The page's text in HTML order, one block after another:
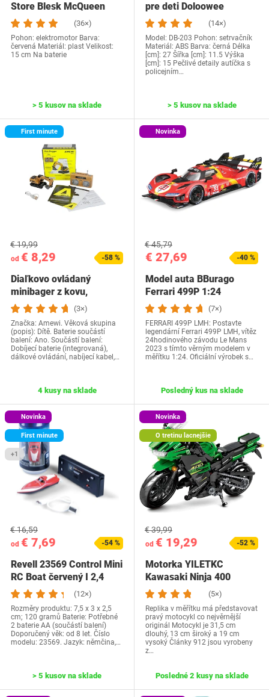
Store Blesk McQueen
(36×)
Pohon: elektromotor Barva:
červená Materiál: plast Velikost:
15 cm Na baterie
> 5 kusov na sklade
pre deti Doloowee
(14×)
Model: ‎DB-203 Pohon: setrvačník
Materiál: ABS Barva: černá Délka
[cm]: 27 Šířka [cm]: 11.5 Výška
[cm]: 15 Pečlivé detaily autíčka s
policejním…
> 5 kusov na sklade
First minute
od € 8,29
€ 19,99
-58 %
Diaľkovo ovládaný
minibager z kovu,
proporcionálny,…
(3×)
Značka: Amewi. Věková skupina
(popis): Dítě. Baterie součástí
balení: Ano. Součástí balení:
Dobíjecí baterie (integrovaná),
dálkové ovládání, nabíjecí kabel,…
4 kusy na sklade
Novinka
€ 27,69
€ 45,79
-40 %
Model auta BBurago
Ferrari 499P 1:24
(7×)
FERRARI 499P LMH: Postavte
legendární Ferrari 499P LMH, vítěz
24hodinového závodu Le Mans
2023 s tímto věrným modelem v
měřítku 1:24. Oficiální výrobek s…
Posledný kus na sklade
Novinka
First minute
+1
od € 7,69
€ 16,59
-54 %
Revell 23569 Control Mini
RC Boat červený I 2,4
GHz…
(12×)
Rozměry produktu: 7,5 x 3 x 2,5
cm; 120 gramů Baterie: Potřebné
2 baterie AA (součástí balení)
Doporučený věk: od 8 let. Číslo
modelu: 23569. Jazyk: němčina,…
> 5 kusov na sklade
Novinka
O tretinu lacnejšie
od € 19,29
€ 39,99
-52 %
Motorka YILETKC
Kawasaki Ninja 400
(5×)
Replika v měřítku má představovat
pravý motocykl co nejvěrnější
originál Motocykl je 31,5 cm
dlouhý, 13 cm široký a 19 cm
vysoký Články 912 jsou vyrobeny
z…
Posledné 2 kusy na sklade